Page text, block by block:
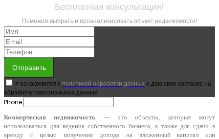
Бесплатная консультация!
Поможем выбрать и проанализировать объект недвижимости!
Отправить
я ознакомился с политикой обработки данных и даю свое согласие на
обработку персональных данных
Phone
Коммерческая недвижимость — это объекты, которые могут
использоваться для ведения собственного бизнеса, а также для сдачи в
аренду с целью получения дохода на вложенный капитал или